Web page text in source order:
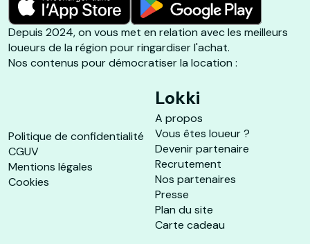
Depuis 2024, on vous met en relation avec les meilleurs
loueurs de la région pour ringardiser l'achat.
Nos contenus pour démocratiser la location :
Politique de confidentialité
CGUV
Mentions légales
Cookies
Lokki
A propos
Vous êtes loueur ?
Devenir partenaire
Recrutement
Nos partenaires
Presse
Plan du site
Carte cadeau